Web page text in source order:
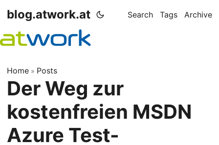
blog.atwork.at Search Tags Archive
Home » Posts
Der Weg zur
kostenfreien MSDN
Azure Test-